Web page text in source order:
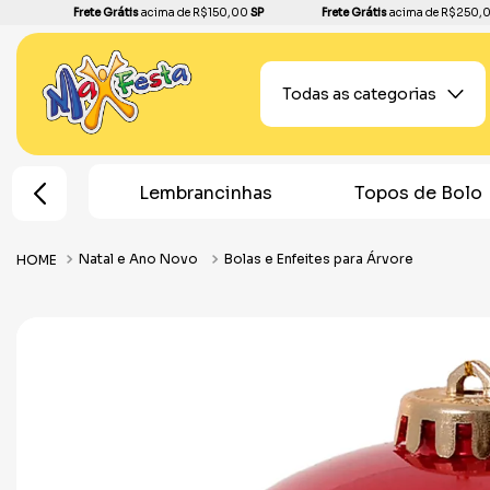
Frete Grátisacima de R$150,00 SP Frete Grátisacima de
Todas as categorias
Festa Lembrancinhas Topos de Bolo
Natal e Ano Novo Bolas e Enfeites para Árvore